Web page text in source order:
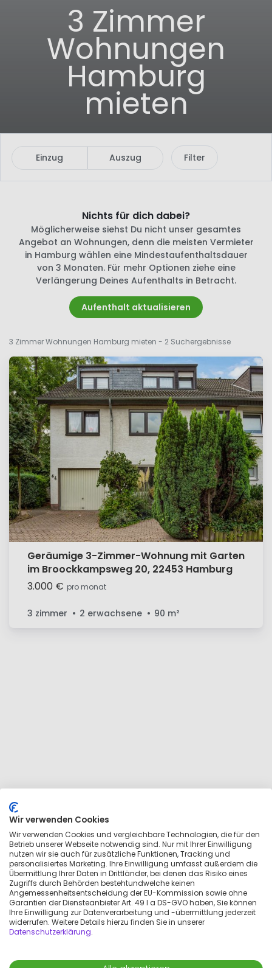
3 Zimmer
Wohnungen
Hamburg
mieten
Einzug Auszug Filter
Nichts für dich dabei?
Möglicherweise siehst Du nicht unser gesamtes
Angebot an Wohnungen, denn die meisten Vermieter
in Hamburg wählen eine Mindestaufenthaltsdauer
von 3 Monaten. Für mehr Optionen ziehe eine
Verlängerung Deines Aufenthalts in Betracht.
Aufenthalt aktualisieren
3 Zimmer Wohnungen Hamburg mieten - 2 Suchergebnisse
Geräumige 3-Zimmer-Wohnung mit Garten
im Broockkampsweg 20, 22453 Hamburg
3.000 € pro monat
3 zimmer 2 erwachsene 90 m²
Wir verwenden Cookies
Wir verwenden Cookies und vergleichbare Technologien, die für den
Betrieb unserer Webseite notwendig sind. Nur mit Ihrer Einwilligung
nutzen wir sie auch für zusätzliche Funktionen, Tracking und
personalisiertes Marketing. Ihre Einwilligung umfasst außerdem die
Übermittlung Ihrer Daten in Drittländer, bei denen das Risiko eines
Zugriffs durch Behörden bestehtundwelche keinen
Angemessenheitsentscheidung der EU-Kommission sowie ohne
Garantien der Diensteanbieter Art. 49 I a DS-GVO haben, Sie können
Ihre Einwilligung zur Datenverarbeitung und -übermittlung jederzeit
widerrufen. Weitere Details hierzu finden Sie in unserer
Datenschutzerklärung.